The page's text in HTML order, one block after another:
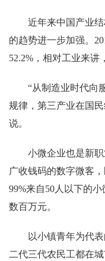
近年来中国产业
的趋势进一步加强。
52.2%，相对工业来讲
“从制造业时代向
规律，第三产业在国
说。
小微企业也是新
广收钱码的数字微客
99%来自50人以下的
数百万元。
以小镇青年为代
二代三代农民工都在